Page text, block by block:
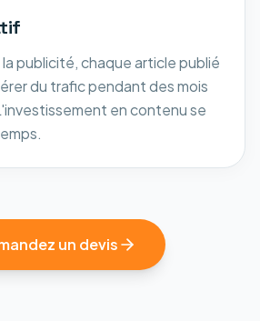
publicité, chaque article publié
du trafic pendant des mois
en contenu se
un devis